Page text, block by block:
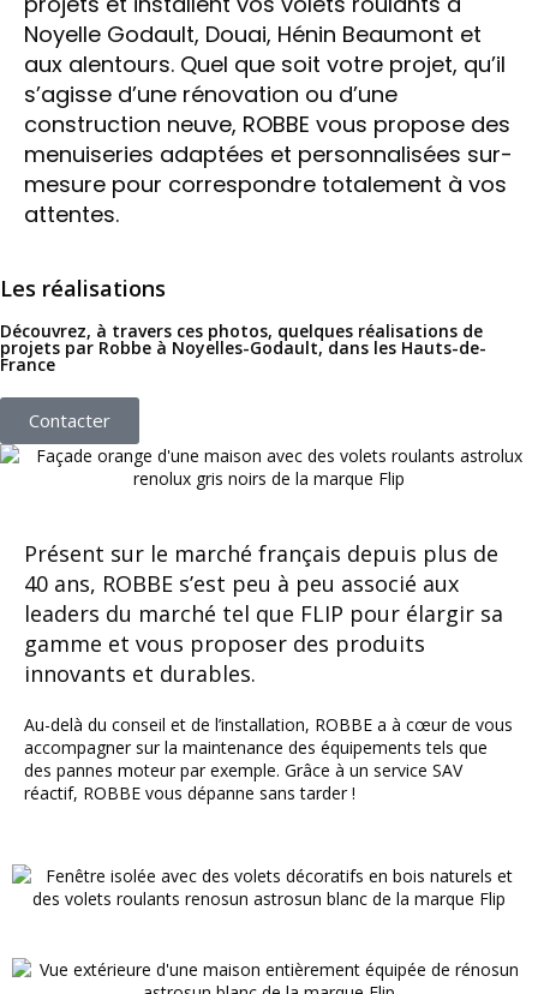
Noyelle Godault, Douai, Hénin Beaumont et
aux alentours. Quel que soit votre projet, qu’il
s’agisse d’une rénovation ou d’une
construction neuve, ROBBE vous propose des
menuiseries adaptées et personnalisées sur-
mesure pour correspondre totalement à vos
attentes.
Les réalisations
Découvrez, à travers ces photos, quelques réalisations de
projets par Robbe à Noyelles-Godault, dans les Hauts-de-
France
Contacter
Présent sur le marché français depuis plus de
40 ans, ROBBE s’est peu à peu associé aux
leaders du marché tel que FLIP pour élargir sa
gamme et vous proposer des produits
innovants et durables.
Au-delà du conseil et de l’installation, ROBBE a à cœur de vous
accompagner sur la maintenance des équipements tels que
des pannes moteur par exemple. Grâce à un service SAV
réactif, ROBBE vous dépanne sans tarder !